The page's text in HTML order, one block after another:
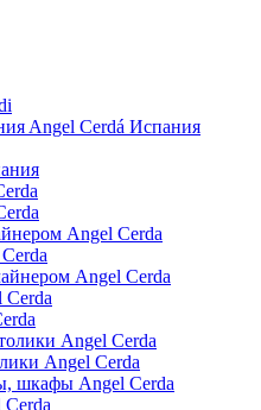
Angel Cerdá Испания
Angel Cerda
Angel Cerda
Angel Cerda
Angel Cerda
шкафы Angel Cerda